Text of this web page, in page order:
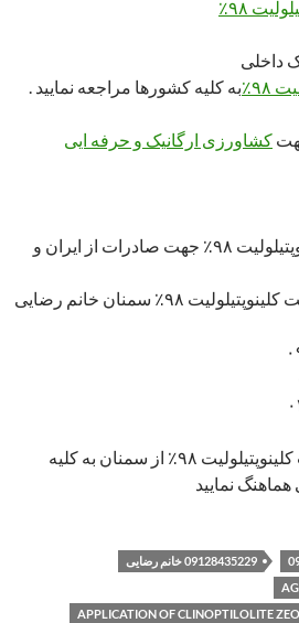
۹۸٪
داخلی
به کلیه کشورها مراجعه نمایید .
کشاورزی ارگانیک و حرفه ایی
سفارش خرید زئولیت کلینوپتیلولیت ۹۸٪ جهت صادرات از ایران و
۹۸٪ سمنان خانم رضایی
لطفا برای صادرات زئولیت کلینوپتیلولیت ۹۸٪ از سمنان به کلیه
نمایید
09128435229 خانم رضایی
APPLICATION OF CLINOPTILOLITE